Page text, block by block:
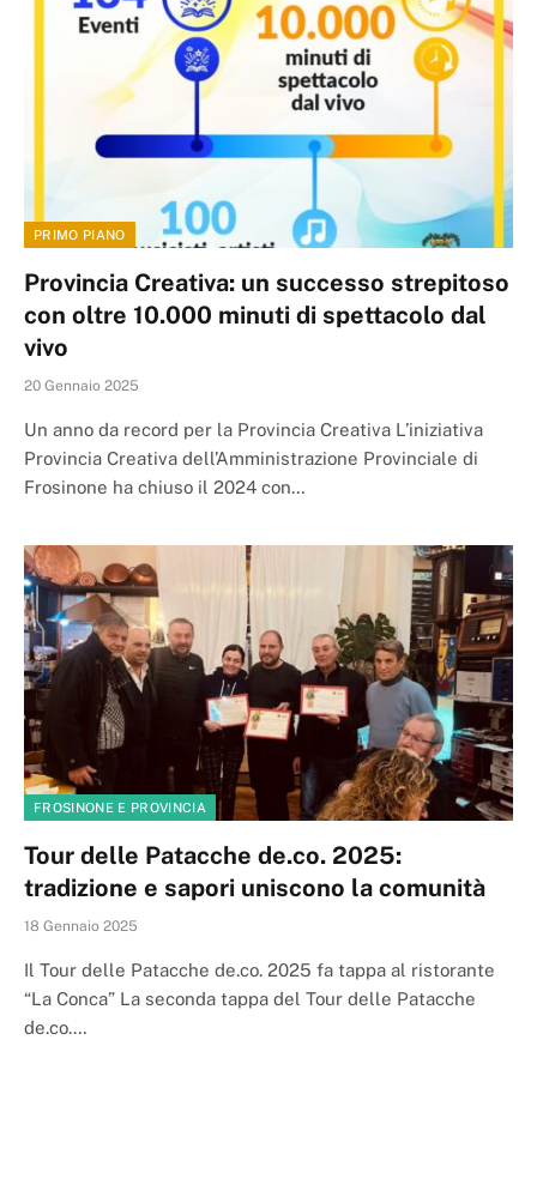
PRIMO PIANO
Provincia Creativa: un successo strepitoso
con oltre 10.000 minuti di spettacolo dal
vivo
20 Gennaio 2025
Un anno da record per la Provincia Creativa L’iniziativa
Provincia Creativa dell’Amministrazione Provinciale di
Frosinone ha chiuso il 2024 con…
FROSINONE E PROVINCIA
Tour delle Patacche de.co. 2025:
tradizione e sapori uniscono la comunità
18 Gennaio 2025
Il Tour delle Patacche de.co. 2025 fa tappa al ristorante
“La Conca” La seconda tappa del Tour delle Patacche
de.co.…